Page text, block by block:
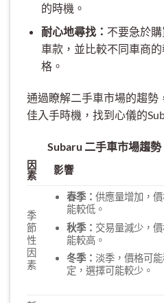
的時機。
耐心地尋找： 不要急於
車款，並比較不同車商
格。
通過瞭解二手車市場的趨勢
佳入手時機，找到心儀的
Subaru 二手車市場趨
因
素
影響
季
節
性
因
素
春季： 供應量增加，
能較低。
秋季： 交易量減少，
能較高。
冬季： 淡季，價格可
定，選擇可能較少。